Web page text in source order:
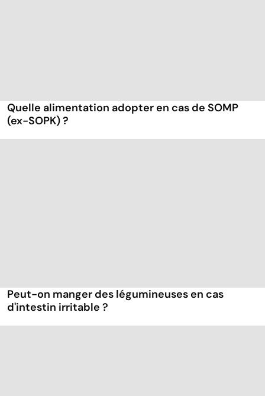
Quelle alimentation adopter en cas de SOMP
(ex-SOPK) ?
Peut-on manger des légumineuses en cas
d'intestin irritable ?